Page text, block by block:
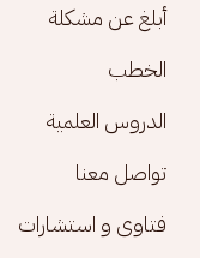
أبلغ عن مشكلة
الخطب
الدروس العلمية
تواصل معنا
فتاوى و استشارات